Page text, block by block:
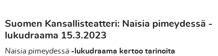
Suomen Kansallisteatteri: Naisia pimeydessä -
lukudraama 15.3.2023
Naisia pimeydessä -lukudraama kertoo tarinoita